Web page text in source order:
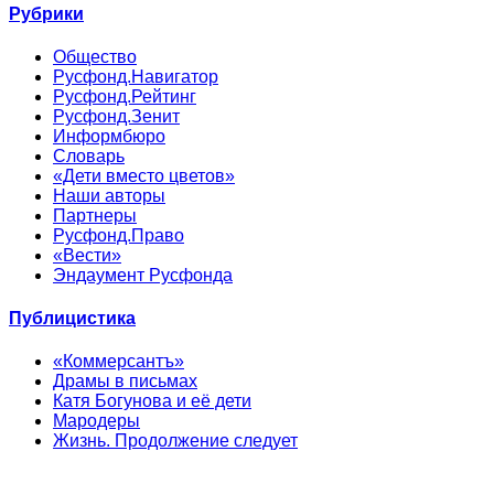
Рубрики
Общество
Русфонд.Навигатор
Русфонд.Рейтинг
Русфонд.Зенит
Информбюро
Словарь
«Дети вместо цветов»
Наши авторы
Партнеры
Русфонд.Право
«Вести»
Эндаумент Русфонда
Публицистика
«Коммерсантъ»
Драмы в письмах
Катя Богунова и её дети
Мародеры
Жизнь. Продолжение следует